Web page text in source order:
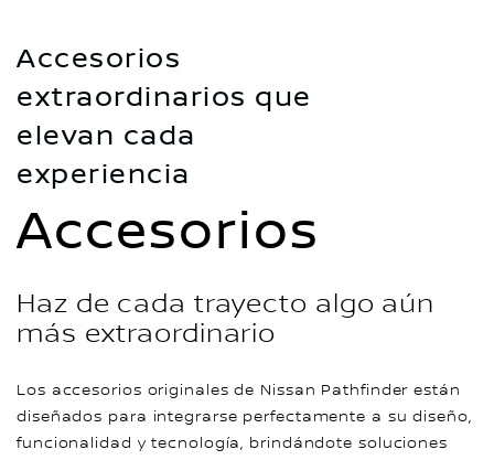
Accesorios
extraordinarios que
elevan cada
experiencia
Accesorios
Haz de cada trayecto algo aún
más extraordinario
Los accesorios originales de Nissan Pathfinder están
diseñados para integrarse perfectamente a su diseño,
funcionalidad y tecnología, brindándote soluciones